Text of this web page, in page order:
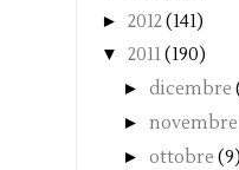
► 2012(141)
▼ 2011(190)
► dicembre
► novembre
► ottobre (9)